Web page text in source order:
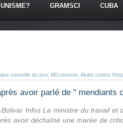
GRAMSCI CUBA
nouvelle du jour, #Economie #lutte contre
Infos La ministre du travail et
avoir déchaîné une marée de